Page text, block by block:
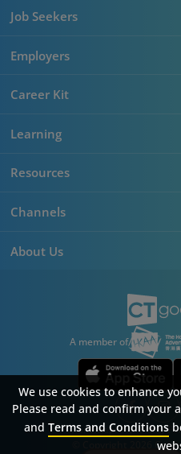
Job Seekers
Employers
Career Kit
Learning
Resources
Channels
About Us
A member of
© Copyright 2026
SitemapFAQPrivacy
We use cookies to enhance
Please read and confirm your
and Terms and Conditions